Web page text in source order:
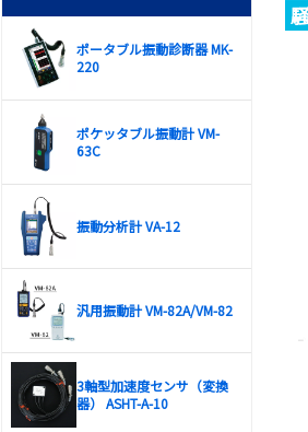
ポータブル振動診断器 MK-
220
ポケッタブル振動計 VM-
63C
振動分析計 VA-12
汎用振動計 VM-82A/VM-82
3軸型加速度センサ（変換
器） ASHT-A-10